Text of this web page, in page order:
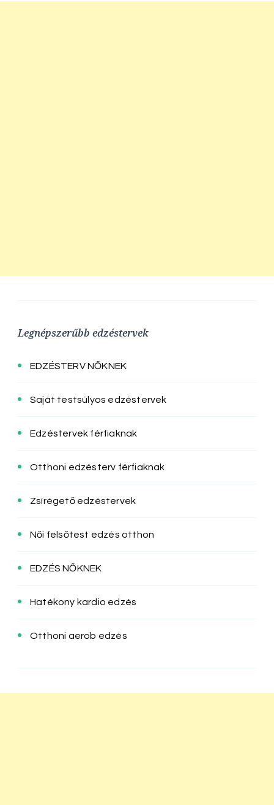
Legnépszerűbb edzéstervek
EDZÉSTERV NŐKNEK
Saját testsúlyos edzéstervek
Edzéstervek férfiaknak
Otthoni edzésterv férfiaknak
Zsírégető edzéstervek
Női felsőtest edzés otthon
EDZÉS NŐKNEK
Hatékony kardio edzés
Otthoni aerob edzés